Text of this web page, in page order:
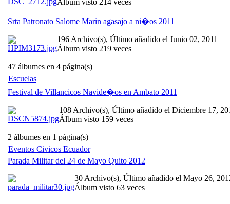
Srta Patronato Salome Marin agasajo a ni�os 2011
196 Archivo(s), Último añadido el Junio 02, 2011
Álbum visto 219 veces
47 álbumes en 4 página(s)
Escuelas
Festival de Villancicos Navide�os en Ambato 2011
108 Archivo(s), Último añadido el Diciembre 17,
Álbum visto 159 veces
2 álbumes en 1 página(s)
Eventos Civicos Ecuador
Parada Militar del 24 de Mayo Quito 2012
30 Archivo(s), Último añadido el Mayo 26,
Álbum visto 63 veces